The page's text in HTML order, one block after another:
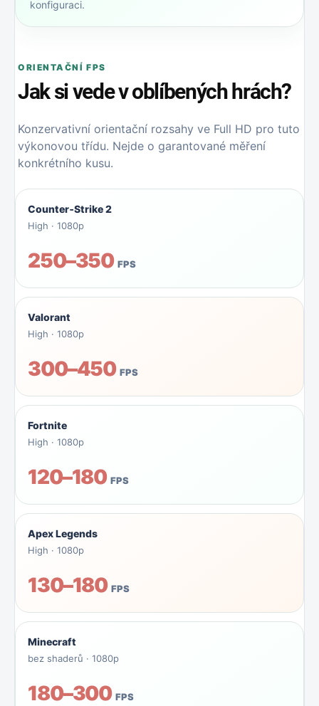
konfiguraci.
ORIENTAČNÍ FPS
Jak si vede v oblíbených hrách?
Konzervativní orientační rozsahy ve Full HD pro tuto
výkonovou třídu. Nejde o garantované měření
konkrétního kusu.
Counter‑Strike 2
High · 1080p
250–350FPS
Valorant
High · 1080p
300–450FPS
Fortnite
High · 1080p
120–180FPS
Apex Legends
High · 1080p
130–180FPS
Minecraft
bez shaderů · 1080p
180–300FPS